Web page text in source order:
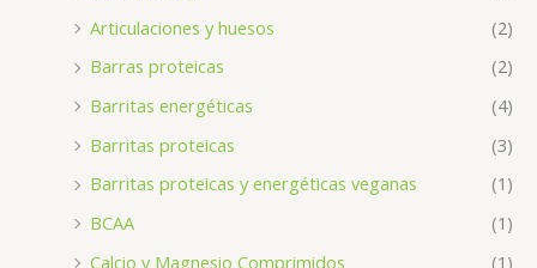
Articulaciones y huesos
(2)
Barras proteicas
(2)
Barritas energéticas
(4)
Barritas proteicas
(3)
Barritas proteicas y energéticas veganas
(1)
BCAA
(1)
Calcio y Magnesio Comprimidos
(1)